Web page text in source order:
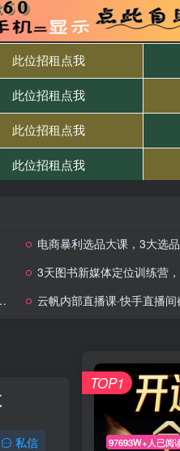
电商暴利选品大课，3大选品思维
3天图书新媒体定位训练营，三天直
云帆内部直播课·快手直播
私信 97693W+人已阅
TOP1